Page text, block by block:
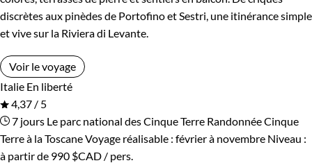
discrètes aux pinèdes de Portofino et Sestri, une itinérance simple
et vive sur la Riviera di Levante.
Voir le voyage
Italie En liberté
4,37 / 5
7 jours Le parc national des Cinque Terre Randonnée Cinque
Terre à la ToscaneVoyage réalisable : février à novembre Niveau :
à partir de 990 $CAD / pers.